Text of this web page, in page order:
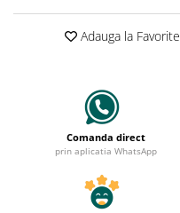
Adauga la Favorite
Comanda direct
prin aplicatia WhatsApp